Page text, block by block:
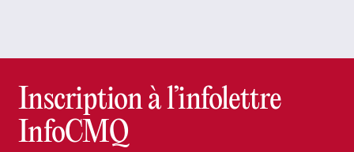
Inscription à l’infolettre
InfoCMQ